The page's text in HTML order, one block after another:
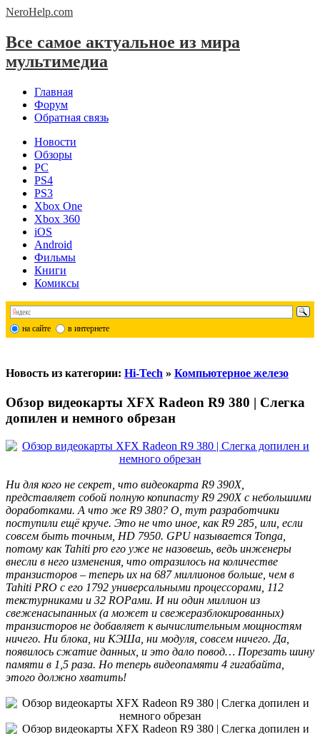
NeroHelp.com
Все самое актуальное из мира
мультимедиа
Главная
Форум
Обратная связь
Новости
Обзоры
PC
PS4
PS3
Xbox One
Xbox 360
iOS
Android
Фильмы
Книги
Комиксы
на сайте в интернете
Новость из категории: Hi-Tech » Компьютерное железо
Обзор видеокарты XFX Radeon R9 380 | Слегка
допилен и немного обрезан
Ни для кого не секрет, что видеокарта R9 390X,
представляет собой полную копипасту R9 290X с небольшими
доработками. А что же R9 380? О, тут разработчики
поступили ещё круче. Это не что иное, как R9 285, или, если
совсем быть точным, HD 7950. GPU называется Tonga,
потому как Tahiti pro его уже не назовешь, ведь инженеры
внесли в него изменения, что отразилось на количестве
транзисторов – теперь их на 687 миллионов больше, чем в
Tahiti PRO с его 1792 универсальными процессорами, 112
текстурниками и 32 ROPами. И ни один миллион из
свеженасыпанных (а может и свежеразблокированных)
транзисторов не добавляет к вычислительным мощностям
ничего. Ни блока, ни КЭШа, ни модуля, совсем ничего. Да,
появилось сжатие данных, и это дало повод… Порезать шину
памяти в 1,5 раза. Но теперь видеопамяти 4 гигабайта,
этого должно хватить!